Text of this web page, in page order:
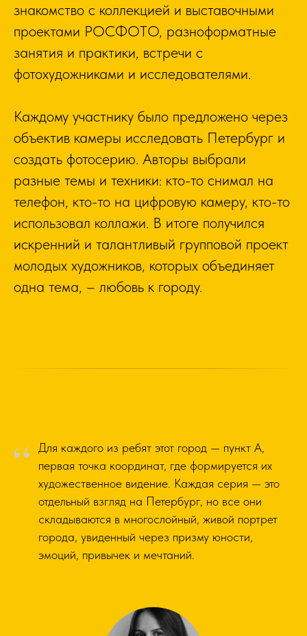
знакомство с коллекцией и выставочными
проектами РОСФОТО, разноформатные
занятия и практики, встречи с
фотохудожниками и исследователями.
Каждому участнику было предложено через
объектив камеры исследовать Петербург и
создать фотосерию. Авторы выбрали
разные темы и техники: кто-то снимал на
телефон, кто-то на цифровую камеру, кто-то
использовал коллажи. В итоге получился
искренний и талантливый групповой проект
молодых художников, которых объединяет
одна тема, – любовь к городу.
“
Для каждого из ребят этот город — пункт А,
первая точка координат, где формируется их
художественное видение. Каждая серия — это
отдельный взгляд на Петербург, но все они
складываются в многослойный, живой портрет
города, увиденный через призму юности,
эмоций, привычек и мечтаний.